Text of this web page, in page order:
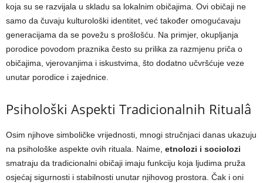
koja su se razvijala u skladu sa lokalnim običajima. Ovi običaji ne
samo da čuvaju kulturološki identitet, već također omogućavaju
generacijama da se povežu s prošlošću. Na primjer, okupljanja
porodice povodom praznika često su prilika za razmjenu priča o
običajima, vjerovanjima i iskustvima, što dodatno učvršćuje veze
unutar porodice i zajednice.
Psihološki Aspekti Tradicionalnih Ritualâ
Osim njihove simboličke vrijednosti, mnogi stručnjaci danas ukazuju
na psihološke aspekte ovih rituala. Naime, etnolozi i sociolozi
smatraju da tradicionalni običaji imaju funkciju koja ljudima pruža
osjećaj sigurnosti i stabilnosti unutar njihovog prostora. Čak i oni